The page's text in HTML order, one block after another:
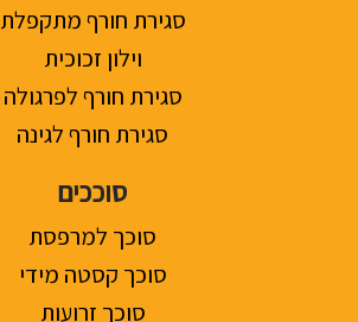
סגירת חורף מתקפלת
וילון זכוכית
סגירת חורף לפרגולה
סגירת חורף לגינה
סוככים
סוכך למרפסת
סוכך קסטה מידי
סוכך זרועות